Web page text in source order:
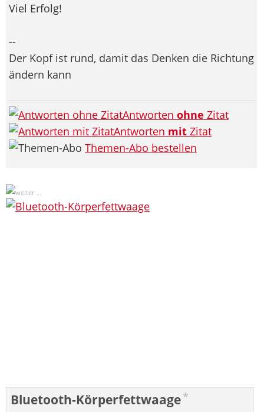
Viel Erfolg!
--
Der Kopf ist rund, damit das Denken die Richtung
ändern kann
Antworten ohne Zitat
Antworten mit Zitat
Themen-Abo bestellen
Bluetooth-Körperfettwaage*